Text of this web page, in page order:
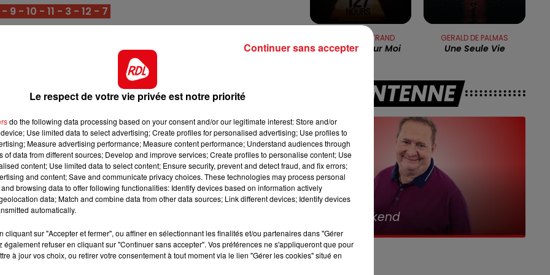
10h00 - 12h00
RDL WEEKEND
7h00 - 10h00
RDL WEEK-END
9 - 10 - 11 - 3 - 12 - 7
en valeur 41. Baissé en 39,5 sur une distance et un
c'est une base dans ce quinté.
ensuite eu une coupure de plusieurs mois. Sa rentrée
reprendre pour les premières places.
dans l'une des courses reférence à Compiègne. Bien
il ne devrait pas décevoir.
exigeant, il sera aussi à son aise à Chantilly. Sa
c'est un bon point d'appui.
néanmoins il dispose d'un très bon engagement à
stalles, il doit refaire parler lui.
de refaire surface avec maintenant 2 courses dans les
de gagner quelques rangs supplémentaires.
avec des gros numéro dans les boîtes. S'il y a le bon
PLASTIC BERTRAND
Ca Plane Pour Moi
GERALD DE PALMAS
Une Seule Vie
A L'ANTENNE
- 10h00
Week-end
10h00 - 12h00
Le respect de votre vie privée est notre priorité
do the following data processing based on your consent and/or our legitimate interest: Store and/or
Use limited data to select advertising; Create profiles for personalised advertising; Use profiles to
Measure advertising performance; Measure content performance; Understand audiences through
of data from different sources; Develop and improve services; Create profiles to personalise content; Use
content; Use limited data to select content; Ensure security, prevent and detect fraud, and fix errors;
and content; Save and communicate privacy choices. These technologies may process personal
browsing data to offer following functionalities: Identify devices based on information actively
data; Match and combine data from other data sources; Link different devices; Identify devices
automatically.
cliquant sur "Accepter et fermer", ou affiner en sélectionnant les finalités et/ou partenaires dans "Gérer
également refuser en cliquant sur "Continuer sans accepter". Vos préférences ne s'appliqueront que pour
à jour vos choix, ou retirer votre consentement à tout moment via le lien "Gérer les cookies" situé en
Continuer sans accepter